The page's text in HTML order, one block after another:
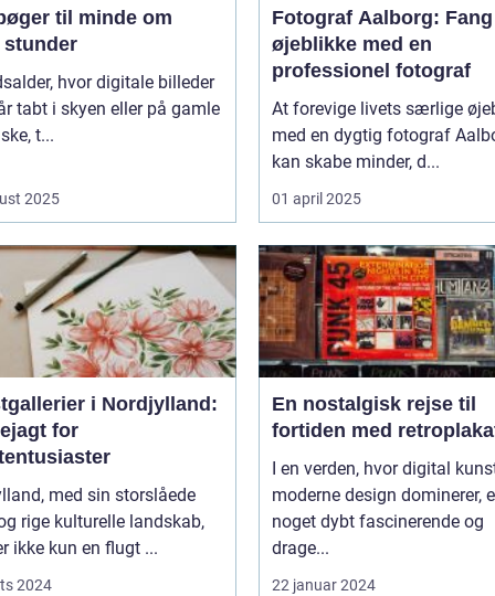
til minde om
stunder
hvor digitale billeder
tabt i skyen eller på gamle
t...
2025
Fotograf Aalborg:
øjeblikke med en
professionel fotograf
At forevige livets særlige
med en dygtig fotograf
kan skabe minder, d...
01 april 2025
i Nordjylland:
for
med sin storslåede
rige kulturelle landskab,
ikke kun en flugt ...
2024
En nostalgisk rejse til
fortiden med
I en verden, hvor digital
moderne design dominerer,
noget dybt fascinerende og
drage...
22 januar 2024